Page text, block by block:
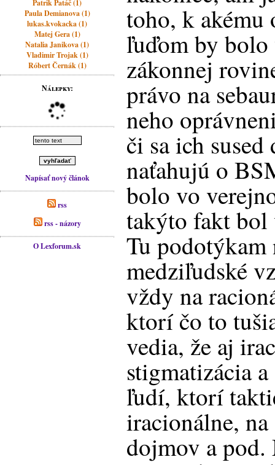
Patrik Patáč (1)
Paula Demianova (1)
lukas.kvokacka (1)
Matej Gera (1)
Natalia Janikova (1)
Vladimir Trojak (1)
Róbert Černák (1)
Nálepky:
Napísať nový článok
rss
rss - názory
O Lexforum.sk
toho, k akému
ľuďom by bolo
zákonnej
právo na
neho
či sa ich sused
naťahujú o
bolo vo
takýto fakt bol
Tu podotýkam
medziľudské
vždy na
ktorí čo to
vedia, že aj
stigmatizácia
ľudí, ktorí
iracionálne,
dojmov a